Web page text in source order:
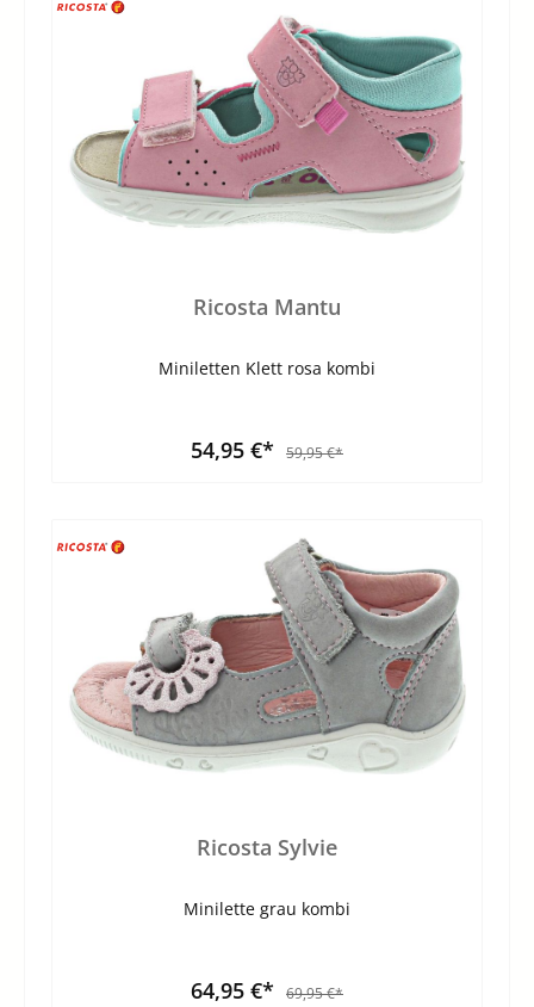
Ricosta Mantu
Miniletten Klett rosa kombi
54,95 €* 59,95 €*
Ricosta Sylvie
Minilette grau kombi
64,95 €* 69,95 €*